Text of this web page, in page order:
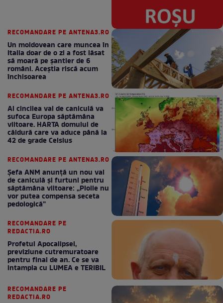
RECOMANDARE PE ANTENA3.RO
Un moldovean care muncea în
Italia doar de o zi a fost lăsat
să moară pe şantier de 6
români. Aceștia riscă acum
închisoarea
RECOMANDARE PE ANTENA3.RO
Al cincilea val de caniculă va
sufoca Europa săptămâna
viitoare. HARTA domului de
căldură care va aduce până la
42 de grade Celsius
RECOMANDARE PE ANTENA3.RO
Șefa ANM anunță un nou val
de caniculă și furtuni pentru
săptămâna viitoare: „Ploile nu
vor putea compensa seceta
pedologică”
RECOMANDARE PE
REDACTIA.RO
Profetul Apocalipsei,
previziune cutremuratoare
pentru final de an. Ce se va
intampla cu LUMEA e TERIBIL
RECOMANDARE PE
REDACTIA.RO